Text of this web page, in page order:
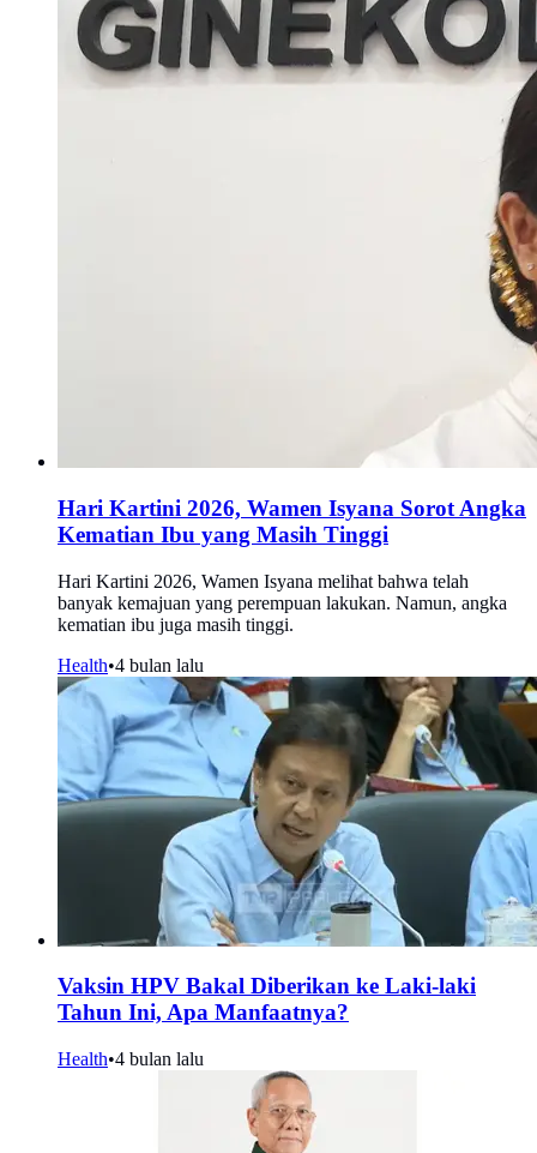
Hari Kartini 2026, Wamen Isyana Sorot Angka
Kematian Ibu yang Masih Tinggi
Hari Kartini 2026, Wamen Isyana melihat bahwa telah
banyak kemajuan yang perempuan lakukan. Namun, angka
kematian ibu juga masih tinggi.
Health•4 bulan lalu
Vaksin HPV Bakal Diberikan ke Laki-laki
Tahun Ini, Apa Manfaatnya?
Health•4 bulan lalu